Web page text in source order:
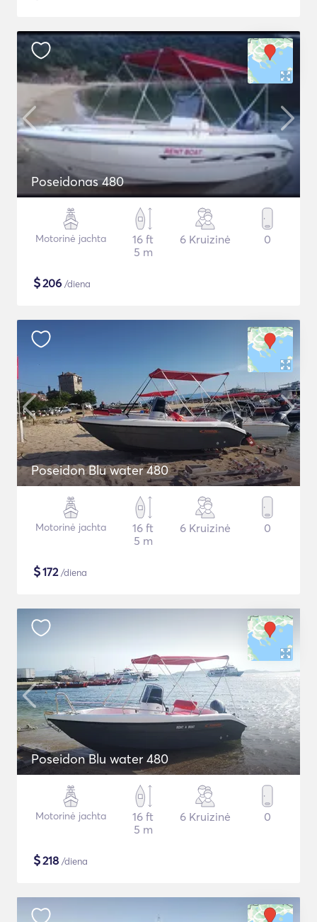
Poseidonas 480
Motorinė jachta
16 ft
5 m
6 Kruizinė 0
$206 /diena
Poseidon Blu water 480
Motorinė jachta
16 ft
5 m
6 Kruizinė 0
$172/diena
Poseidon Blu water 480
Motorinė jachta
16 ft
5 m
6 Kruizinė 0
$218 /diena